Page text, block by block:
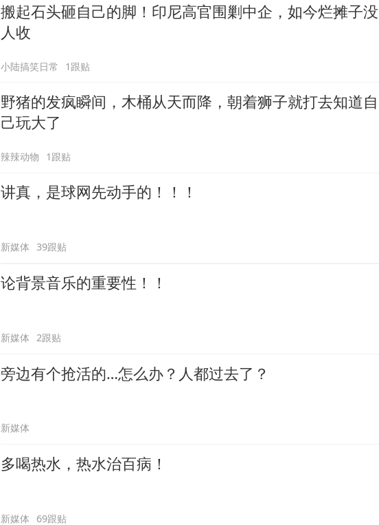
搬起石头砸自己的脚！印尼高官围剿中企，如今烂摊子没
人收
小陆搞笑日常 1跟贴
野猪的发疯瞬间，木桶从天而降，朝着狮子就打去知道自
己玩大了
辣辣动物 1跟贴
讲真，是球网先动手的！！！
新媒体 39跟贴
论背景音乐的重要性！！
新媒体 2跟贴
旁边有个抢活的…怎么办？人都过去了？
新媒体
多喝热水，热水治百病！
新媒体 69跟贴